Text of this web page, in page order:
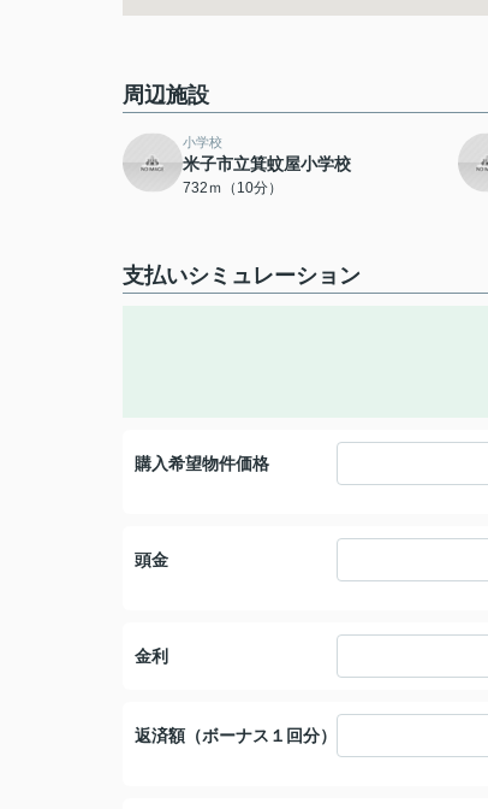
周辺施設
小学校
米子市立箕蚊屋小学校
732ｍ（10分）
支払いシミュレーション
購入希望物件価格
頭金
金利
返済額（ボーナス１回分）